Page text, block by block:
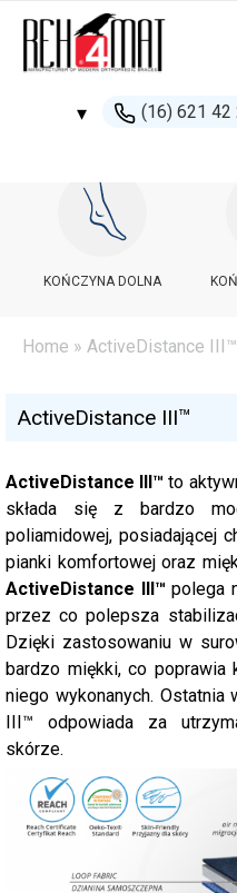
▾ (16) 621 42
KOŃCZYNA DOLNA
Home » ActiveDistance III™
ActiveDistance III™
ActiveDistance III™ to
składa się z bardzo
poliamidowej, posiadającej
pianki komfortowej oraz
ActiveDistance III™ polega
przez co polepsza
Dzięki zastosowaniu w
bardzo miękki, co poprawia
niego wykonanych.
III™ odpowiada za
skórze.